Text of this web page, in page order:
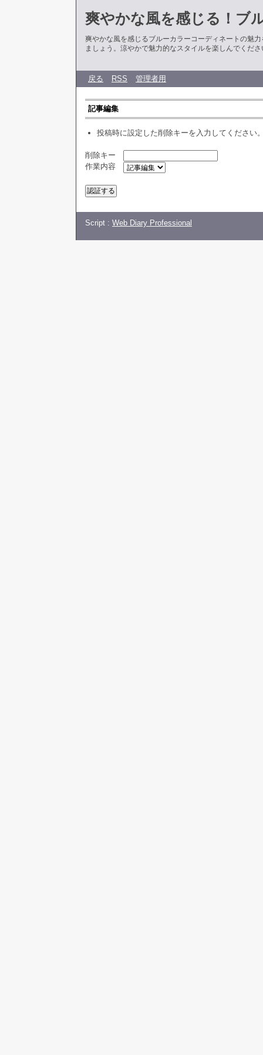
爽やかな風を感じる！ブ
爽やかな風を感じるブルーカラーコーディネートの魅
ましょう。涼やかで魅力的なスタイルを楽しんでくださ
戻る RSS 管理者用
記事編集
投稿時に設定した削除キーを入力してください
削除キー
作業内容
Script : Web Diary Professional